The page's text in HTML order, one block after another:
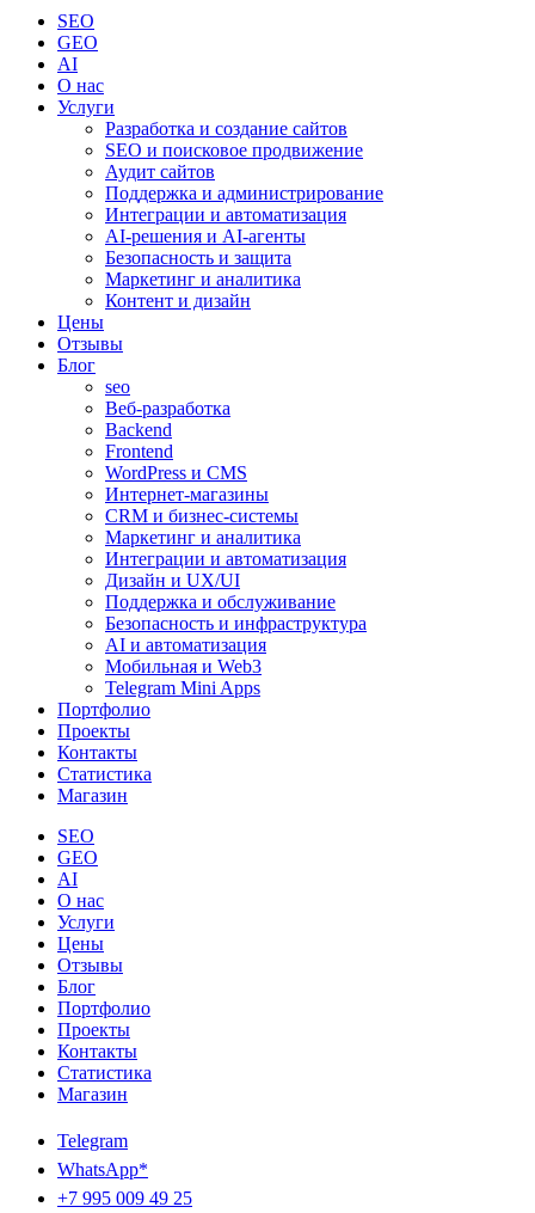
SEO
GEO
AI
О нас
Услуги
Разработка и создание сайтов
SEO и поисковое продвижение
Аудит сайтов
Поддержка и администрирование
Интеграции и автоматизация
AI-решения и AI-агенты
Безопасность и защита
Маркетинг и аналитика
Контент и дизайн
Цены
Отзывы
Блог
seo
Веб-разработка
Backend
Frontend
WordPress и CMS
Интернет-магазины
CRM и бизнес-системы
Маркетинг и аналитика
Интеграции и автоматизация
Дизайн и UX/UI
Поддержка и обслуживание
Безопасность и инфраструктура
AI и автоматизация
Мобильная и Web3
Telegram Mini Apps
Портфолио
Проекты
Контакты
Статистика
Магазин
SEO
GEO
AI
О нас
Услуги
Цены
Отзывы
Блог
Портфолио
Проекты
Контакты
Статистика
Магазин
Telegram
WhatsApp*
+7 995 009 49 25